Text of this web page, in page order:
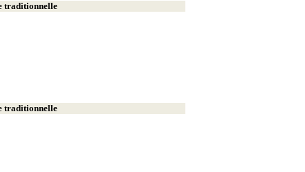
traditionnelle
traditionnelle